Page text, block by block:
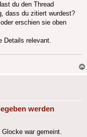
du den Thread
dass du zitiert wurdest?
erschien sie oben
Details relevant.
werden
war gemeint.